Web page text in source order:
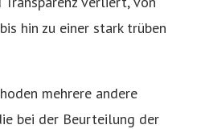
hin zu einer stark trüben
mehrere andere
bei der Beurteilung der